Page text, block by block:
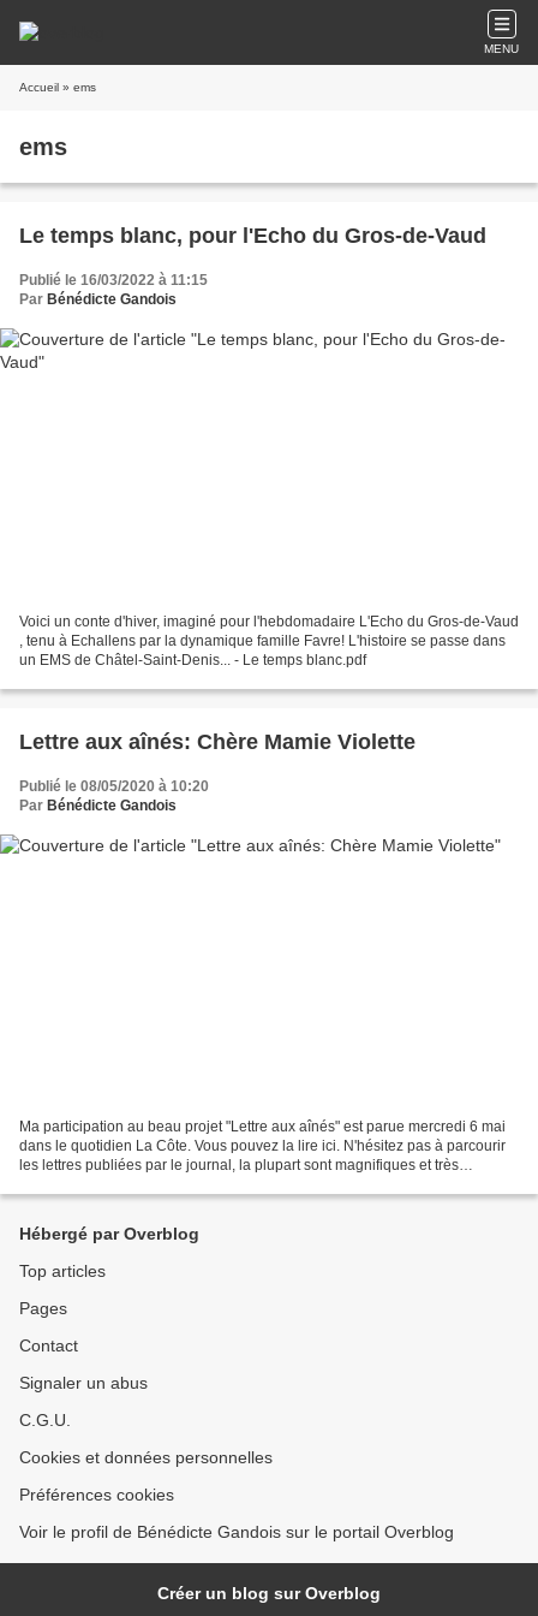
MENU
Accueil » ems
ems
Le temps blanc, pour l'Echo du Gros-de-Vaud
Publié le 16/03/2022 à 11:15
Par Bénédicte Gandois
Voici un conte d'hiver, imaginé pour l'hebdomadaire L'Echo du Gros-de-Vaud
, tenu à Echallens par la dynamique famille Favre! L'histoire se passe dans
un EMS de Châtel-Saint-Denis... - Le temps blanc.pdf
Lettre aux aînés: Chère Mamie Violette
Publié le 08/05/2020 à 10:20
Par Bénédicte Gandois
Ma participation au beau projet "Lettre aux aînés" est parue mercredi 6 mai
dans le quotidien La Côte. Vous pouvez la lire ici. N'hésitez pas à parcourir
les lettres publiées par le journal, la plupart sont magnifiques et très
Hébergé par Overblog
Top articles
Pages
Contact
Signaler un abus
C.G.U.
Cookies et données personnelles
Préférences cookies
Voir le profil de Bénédicte Gandois sur le portail Overblog
Créer un blog sur Overblog